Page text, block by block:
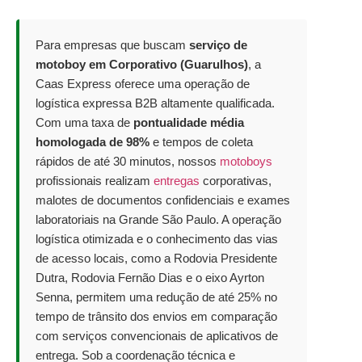
Para empresas que buscam serviço de
motoboy em Corporativo (Guarulhos), a
Caas Express oferece uma operação de
logística expressa B2B altamente qualificada.
Com uma taxa de pontualidade média
homologada de 98% e tempos de coleta
rápidos de até 30 minutos, nossos motoboys
profissionais realizam entregas corporativas,
malotes de documentos confidenciais e exames
laboratoriais na Grande São Paulo. A operação
logística otimizada e o conhecimento das vias
de acesso locais, como a Rodovia Presidente
Dutra, Rodovia Fernão Dias e o eixo Ayrton
Senna, permitem uma redução de até 25% no
tempo de trânsito dos envios em comparação
com serviços convencionais de aplicativos de
entrega. Sob a coordenação técnica e